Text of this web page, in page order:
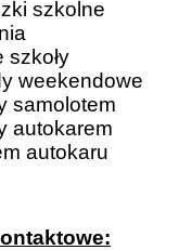
szkolne
szkoły
weekendowe
samolotem
autokarem
autokaru